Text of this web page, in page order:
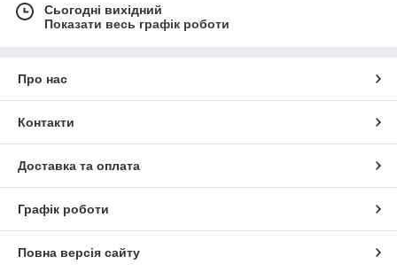
Сьогодні вихідний
Показати весь графік роботи
Про нас
Контакти
Доставка та оплата
Графік роботи
Повна версія сайту